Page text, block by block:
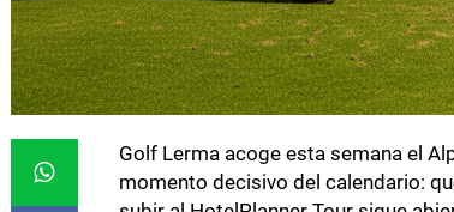
Golf Lerma acoge esta semana el
momento decisivo del calendario: